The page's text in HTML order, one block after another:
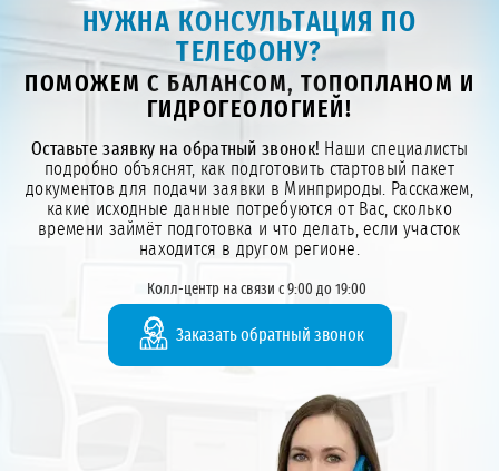
НУЖНА КОНСУЛЬТАЦИЯ ПО
ТЕЛЕФОНУ?
ПОМОЖЕМ С БАЛАНСОМ, ТОПОПЛАНОМ И
ГИДРОГЕОЛОГИЕЙ!
Оставьте заявку на обратный звонок! Наши специалисты
подробно объяснят, как подготовить стартовый пакет
документов для подачи заявки в Минприроды. Расскажем,
какие исходные данные потребуются от Вас, сколько
времени займёт подготовка и что делать, если участок
находится в другом регионе.
Колл-центр на связи с 9:00 до 19:00
Заказать обратный звонок